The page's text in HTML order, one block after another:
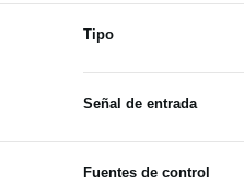
Tipo
Señal de entrada
Fuentes de control